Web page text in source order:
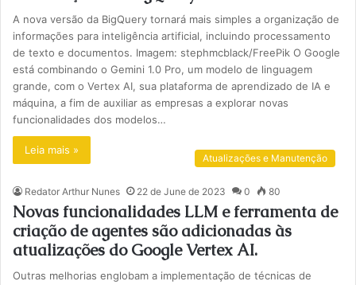
A nova versão da BigQuery tornará mais simples a organização de
informações para inteligência artificial, incluindo processamento
de texto e documentos. Imagem: stephmcblack/FreePik O Google
está combinando o Gemini 1.0 Pro, um modelo de linguagem
grande, com o Vertex AI, sua plataforma de aprendizado de IA e
máquina, a fim de auxiliar as empresas a explorar novas
funcionalidades dos modelos…
Leia mais »
Atualizações e Manutenção
Redator Arthur Nunes 22 de June de 2023 0 80
Novas funcionalidades LLM e ferramenta de
criação de agentes são adicionadas às
atualizações do Google Vertex AI.
Outras melhorias englobam a implementação de técnicas de